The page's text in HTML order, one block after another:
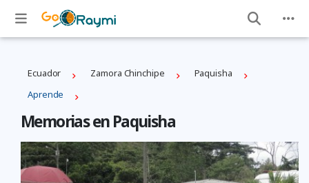
Ecuador Zamora Chinchipe
Paquisha
Aprende
Memorias en Paquisha